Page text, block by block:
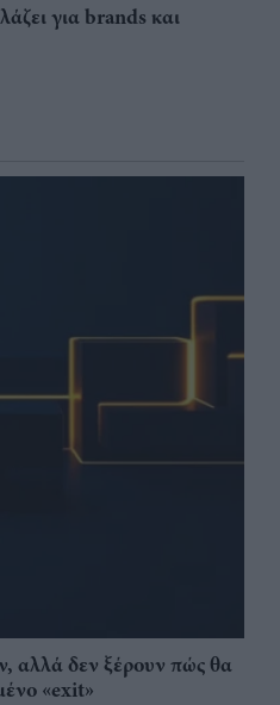
για brands και
αλλά δεν ξέρουν πώς θα
«exit»